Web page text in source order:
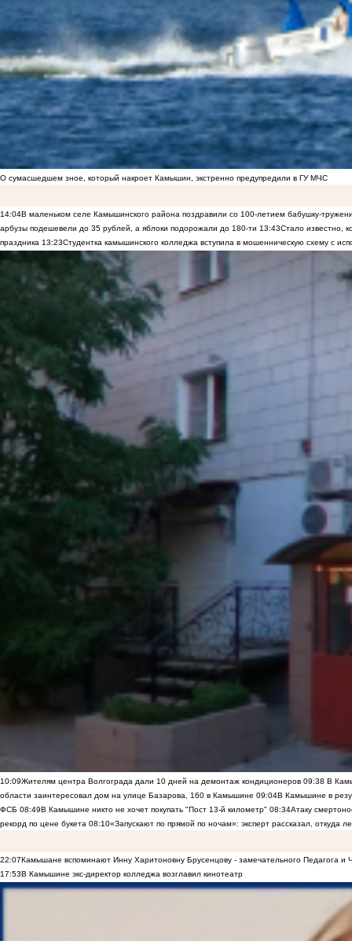
О сумасшедшем зное, который накроет Камышин, экстренно предупредили в ГУ МЧС
14:04В маленьком селе Камышинского района поздравили со 100-летием бабушку-
арбузы подешевели до 35 рублей, а яблоки подорожали до 180-ти 13:43Стало известно,
праздника 13:23Студентка камышинского колледжа вступила в мошенническую схему с
10:09Жителям центра Волгограда дали 10 дней на демонтаж кондиционеров 09:38 В
области заинтересовал дом на улице Базарова, 160 в Камышине 09:04В Камышине в
ФСБ 08:49В Камышине никто не хочет покупать "Пост 13-й километр" 08:34Атаку
рекорд по цене букета 08:10«Запускают по прямой по ночам»: эксперт рассказал, откуда
22:07Камышане вспоминают Инну Харитоновну Брусенцову - замечательного Педагога и
17:53В Камышине экс-директор колледжа возглавил кинотеатр